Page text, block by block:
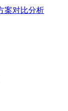
案对比分析